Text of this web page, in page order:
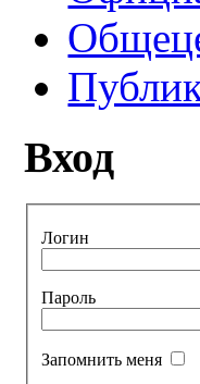
Вход
Логин
Пароль
Запомнить меня